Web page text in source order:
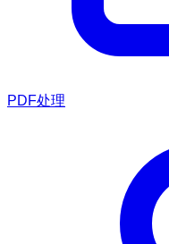
PDF处理